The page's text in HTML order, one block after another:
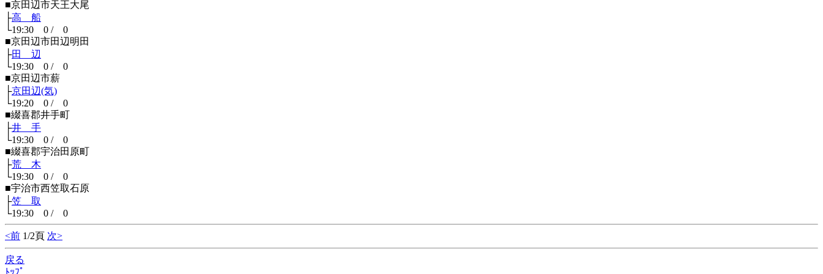
■京田辺市天王大尾
├高 船
└19:30 0 / 0
■京田辺市田辺明田
├田 辺
└19:30 0 / 0
■京田辺市薪
├京田辺(気)
└19:20 0 / 0
■綴喜郡井手町
├井 手
└19:30 0 / 0
■綴喜郡宇治田原町
├荒 木
└19:30 0 / 0
■宇治市西笠取石原
├笠 取
└19:30 0 / 0
<前 1/2頁 次>
戻る
ﾄｯﾌﾟ